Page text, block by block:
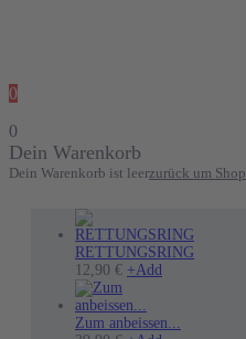
0
0
Dein Warenkorb
Dein Warenkorb ist leerzurück um Shop
RETTUNGSRING
12,90 € +Add
Zum anbeissen...